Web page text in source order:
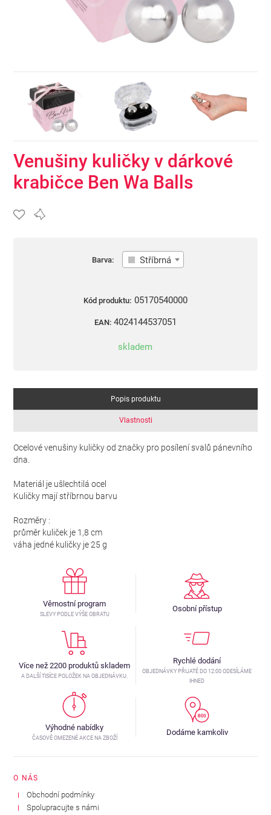
Venušiny kuličky v dárkové
krabičce Ben Wa Balls
Barva: Stříbrná
Kód produktu: 05170540000
EAN: 4024144537051
skladem
Popis produktu
Vlastnosti
Ocelové venušiny kuličky od značky pro posílení svalů pánevního
dna.
Materiál je ušlechtilá ocel
Kuličky mají stříbrnou barvu
Rozměry :
průměr kuliček je 1,8 cm
váha jedné kuličky je 25 g
Věrnostní program
SLEVY PODLE VÝŠE OBRATU
Osobní přístup
Více než 2200 produktů skladem
A DALŠÍ TISÍCE POLOŽEK NA OBJEDNÁVKU.
Rychlé dodání
OBJEDNÁVKY PŘIJATÉ DO 12:00 ODESÍLÁME
IHNED
Výhodné nabídky
ČASOVĚ OMEZENÉ AKCE NA ZBOŽÍ
Dodáme kamkoliv
O NÁS
Obchodní podmínky
Spolupracujte s námi